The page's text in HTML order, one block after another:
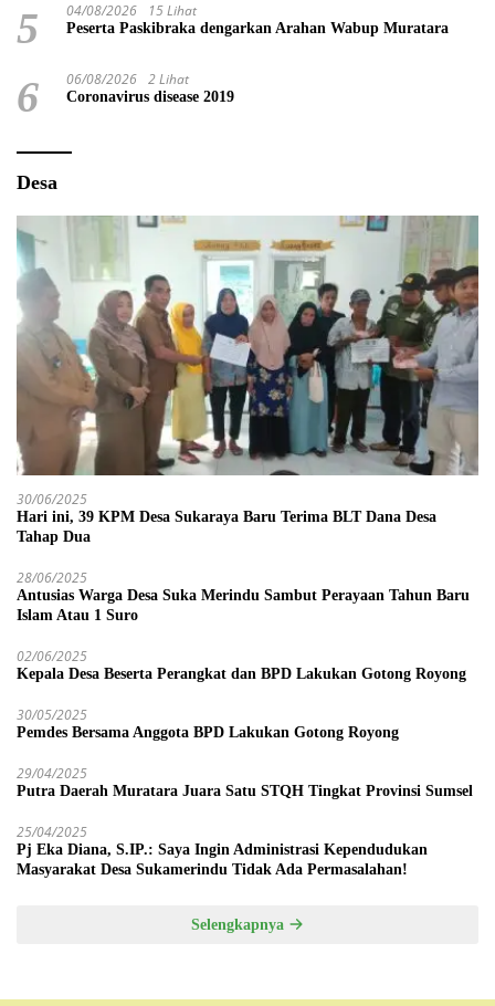
5 04/08/2026 15 Lihat
Peserta Paskibraka dengarkan Arahan Wabup Muratara
6 06/08/2026 2 Lihat
Coronavirus disease 2019
Desa
30/06/2025
Hari ini, 39 KPM Desa Sukaraya Baru Terima BLT Dana Desa
Tahap Dua
28/06/2025
Antusias Warga Desa Suka Merindu Sambut Perayaan Tahun Baru
Islam Atau 1 Suro
02/06/2025
Kepala Desa Beserta Perangkat dan BPD Lakukan Gotong Royong
30/05/2025
Pemdes Bersama Anggota BPD Lakukan Gotong Royong
29/04/2025
Putra Daerah Muratara Juara Satu STQH Tingkat Provinsi Sumsel
25/04/2025
Pj Eka Diana, S.IP.: Saya Ingin Administrasi Kependudukan
Masyarakat Desa Sukamerindu Tidak Ada Permasalahan!
Selengkapnya